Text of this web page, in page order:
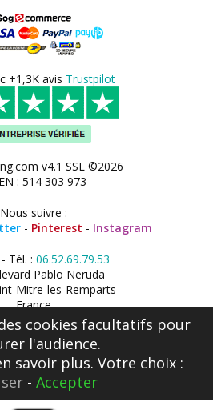
+1,3K avis Trustpilot
v4.1 SSL ©2026
: 514 303 973
Nous suivre :
- Pinterest - Instagram
Tél. : 06.52.69.79.53
Pablo Neruda
Mitre-les-Remparts
France
cookies facultatifs pour
l'audience.
savoir plus. Votre choix :
- Accepter